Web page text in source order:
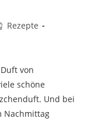
Rezepte
von
schöne
Und bei
Nachmittag